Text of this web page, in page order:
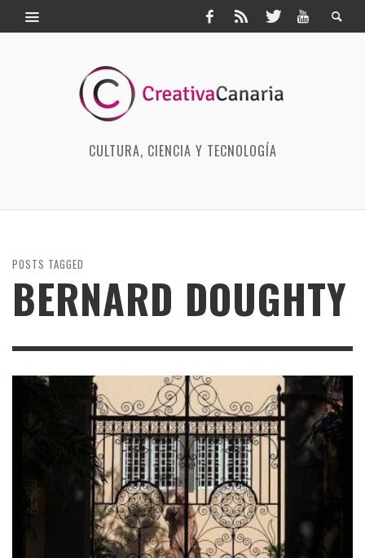
CULTURA, CIENCIA Y TECNOLOGÍA
POSTS TAGGED
BERNARD DOUGHTY